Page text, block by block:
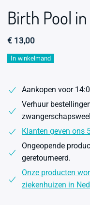
Birth Pool
€ 13,00
Birth
a
Box
MyAnchor
aantal
In winkelmand
Aankopen voor
Verhuur
Klanten geven ons
Ongeopende
geretourneerd.
Onze producten
ziekenhuizen in